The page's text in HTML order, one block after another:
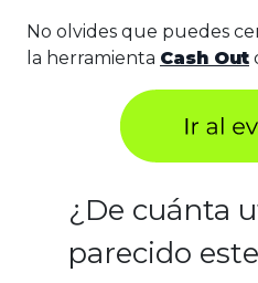
No olvides que puedes
la herramienta Cash Out
¿De cuánta
parecido